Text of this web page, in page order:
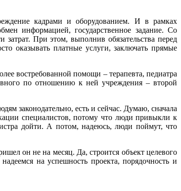
кадрами и оборудованием. И в рамках
информацией, государственное задание. Со
При этом, выполнив обязательства перед
оказывать платные услуги, заключать прямые
востребованной помощи – терапевта, педиатра
по отношению к ней учреждения – второй
законодательно, есть и сейчас. Думаю, сначала
специалистов, потому что люди привыкли к
дойти. А потом, надеюсь, люди поймут, что
он не на месяц. Да, строится объект целевого
на успешность проекта, порядочность и